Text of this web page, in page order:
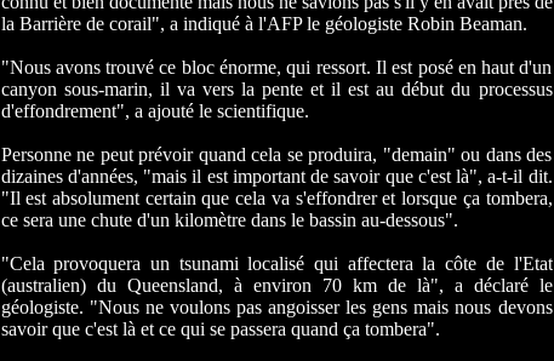
la Barrière de corail", a indiqué à l'AFP le géologiste Robin Beaman.
"Nous avons trouvé ce bloc énorme, qui ressort. Il est posé en haut d'un
canyon sous-marin, il va vers la pente et il est au début du processus
d'effondrement", a ajouté le scientifique.
Personne ne peut prévoir quand cela se produira, "demain" ou dans des
dizaines d'années, "mais il est important de savoir que c'est là", a-t-il dit.
"Il est absolument certain que cela va s'effondrer et lorsque ça tombera,
ce sera une chute d'un kilomètre dans le bassin au-dessous".
"Cela provoquera un tsunami localisé qui affectera la côte de l'Etat
(australien) du Queensland, à environ 70 km de là", a déclaré le
géologiste. "Nous ne voulons pas angoisser les gens mais nous devons
savoir que c'est là et ce qui se passera quand ça tombera".